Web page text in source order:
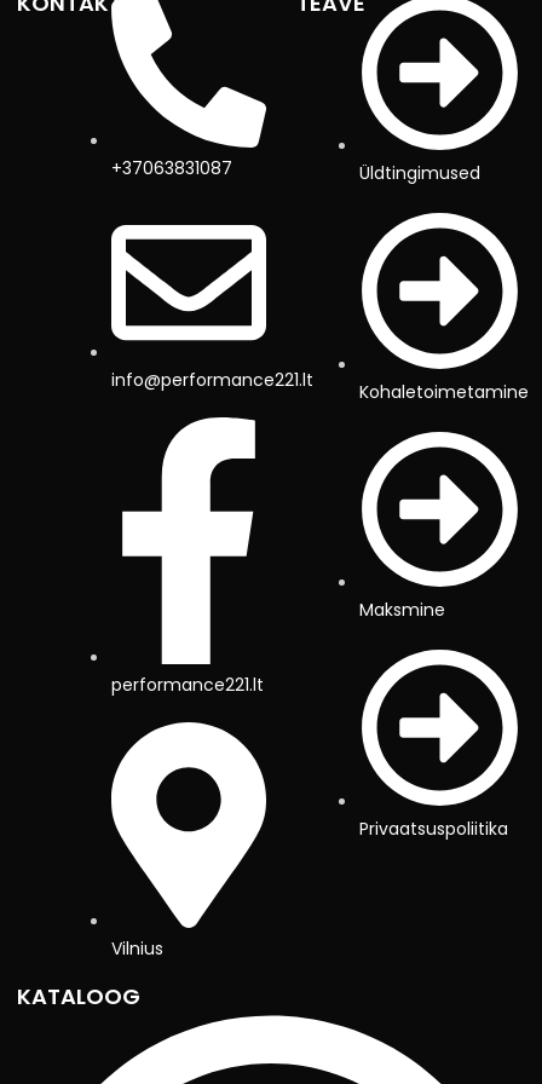
+37063831087
info@performance221.lt
performance221.lt
Vilnius
Üldtingimused
Kohaletoimetamine
Maksmine
Privaatsuspoliitika
KATALOOG